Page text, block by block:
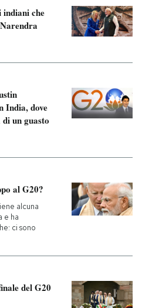
Europa
Altrecose
che
India, dove
un guasto
al G20?
alcuna
e ha
ci sono
del G20